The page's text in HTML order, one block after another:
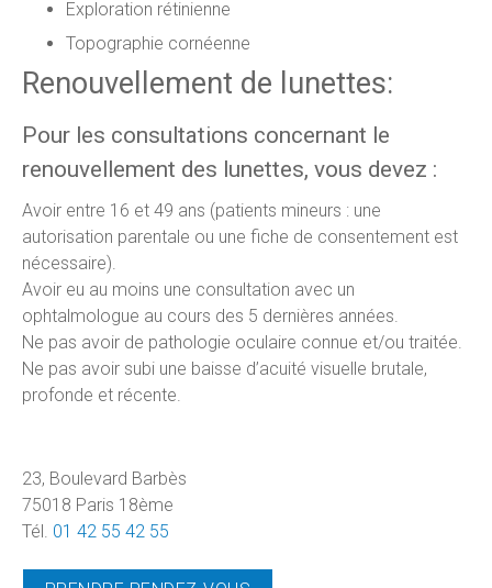
Exploration rétinienne
Topographie cornéenne
Renouvellement de lunettes:
Pour les consultations concernant le
renouvellement des lunettes, vous devez :
Avoir entre 16 et 49 ans (patients mineurs : une
autorisation parentale ou une fiche de consentement est
nécessaire).
Avoir eu au moins une consultation avec un
ophtalmologue au cours des 5 dernières années.
Ne pas avoir de pathologie oculaire connue et/ou traitée.
Ne pas avoir subi une baisse d’acuité visuelle brutale,
profonde et récente.
23, Boulevard Barbès
75018 Paris 18ème
Tél. 01 42 55 42 55